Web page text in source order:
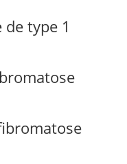
type 1